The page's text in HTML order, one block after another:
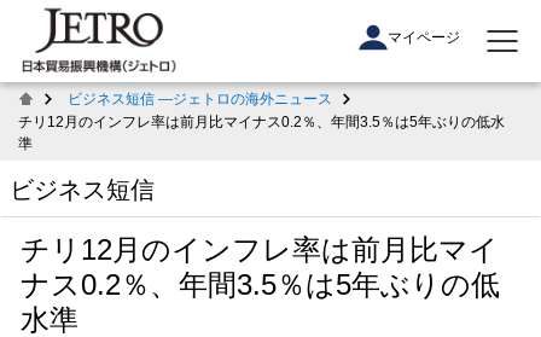
マイページ
ビジネス短信 ―ジェトロの海外ニュース
チリ12月のインフレ率は前月比マイナス0.2％、年間3.5％は5年ぶりの低水
準
ビジネス短信
チリ12月のインフレ率は前月比マイ
ナス0.2％、年間3.5％は5年ぶりの低
水準